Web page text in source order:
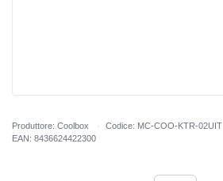
Produttore: Coolbox Codice: MC-COO-KTR-02UIT
EAN: 8436624422300